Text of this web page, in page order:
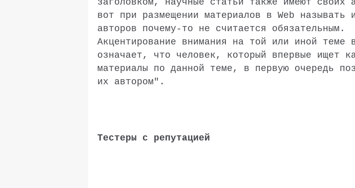
вот при размещении материалов в Web называть
авторов почему-то не считается обязательным.
Акцентирование внимания на той или иной теме
означает, что человек, который впервые ищет
материалы по данной теме, в первую очередь
их автором".
Тестеры с репутацией